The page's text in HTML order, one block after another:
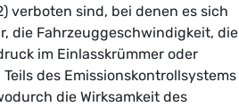
verboten sind, bei denen es sich
die Fahrzeuggeschwindigkeit, die
im Einlasskrümmer oder
des Emissionskontrollsystems
die Wirksamkeit des